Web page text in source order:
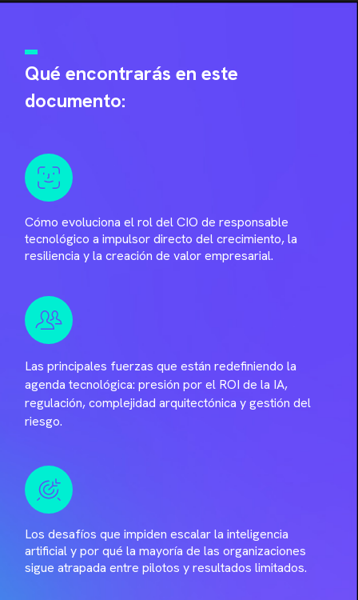
Qué encontrarás en este
documento:
Cómo evoluciona el rol del CIO de responsable
tecnológico a impulsor directo del crecimiento, la
resiliencia y la creación de valor empresarial.
Las principales fuerzas que están redefiniendo la
agenda tecnológica: presión por el ROI de la IA,
regulación, complejidad arquitectónica y gestión del
riesgo.
Los desafíos que impiden escalar la inteligencia
artificial y por qué la mayoría de las organizaciones
sigue atrapada entre pilotos y resultados limitados.